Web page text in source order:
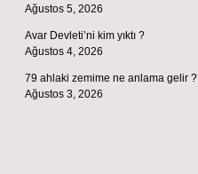
Ağustos 5, 2026
Avar Devleti’ni kim yıktı ?
Ağustos 4, 2026
79 ahlaki zemime ne anlama gelir ?
Ağustos 3, 2026